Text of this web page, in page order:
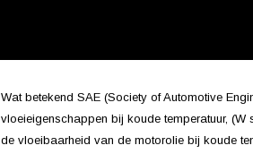
Wat betekend SAE (Society of Automotive
vloeieigenschappen bij koude temperatuur,
de vloeibaarheid van de motorolie bij koude